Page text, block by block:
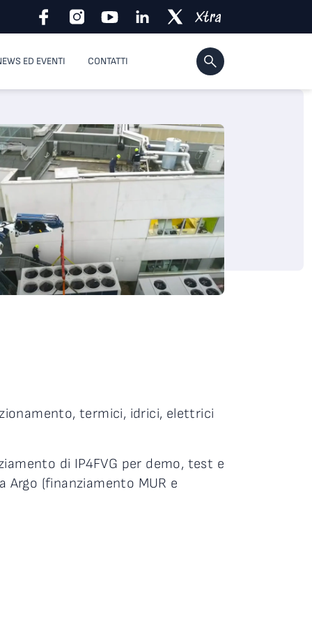
ED EVENTI CONTATTI
termici, idrici, elettrici
di IP4FVG per demo, test e
Argo (finanziamento MUR e